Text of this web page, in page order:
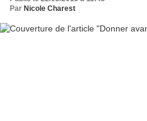
Par Nicole Charest